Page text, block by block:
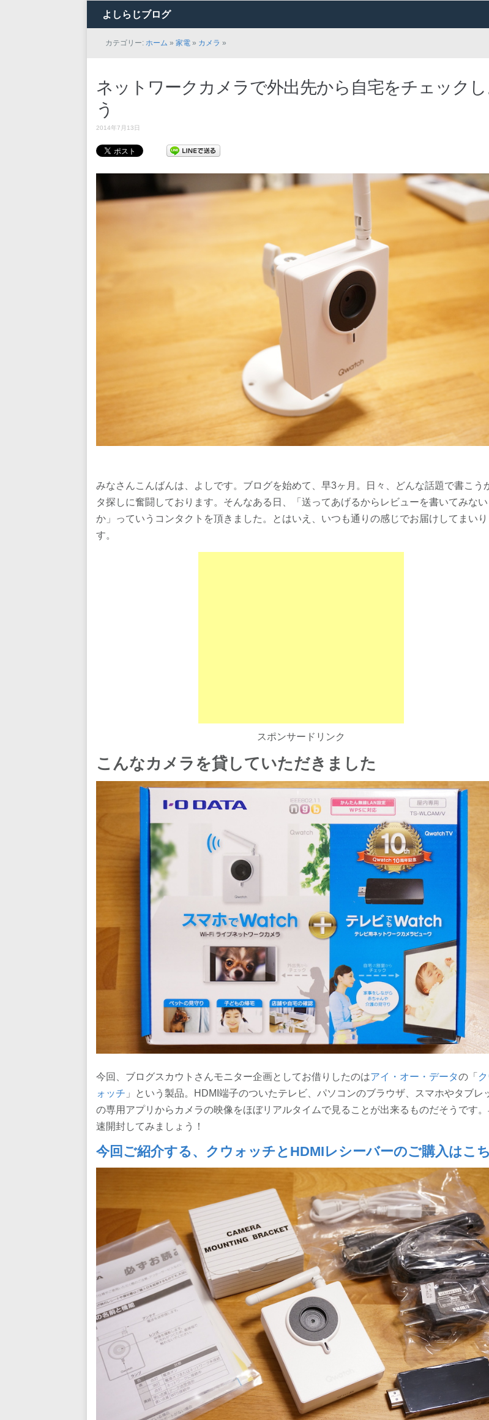
よしらじブログ
カテゴリー: ホーム » 家電 » カメラ »
ネットワークカメラで外出先から自宅をチェックし
う
2014年7月13日
みなさんこんばんは、よしです。ブログを始めて、早3ヶ月。日々、どんな話題で書こう
タ探しに奮闘しております。そんなある日、「送ってあげるからレビューを書いてみない
か」っていうコンタクトを頂きました。とはいえ、いつも通りの感じでお届けしてまいり
す。
スポンサードリンク
こんなカメラを貸していただきました
今回、ブログスカウトさんモニター企画としてお借りしたのはアイ・オー・データの「
ォッチ 」という製品。HDMI端子のついたテレビ、パソコンのブラウザ、スマホやタブレ
の専用アプリからカメラの映像をほぼリアルタイムで見ることが出来るものだそうです
速開封してみましょう！
今回ご紹介する、クウォッチとHDMIレシーバーのご購入はこ